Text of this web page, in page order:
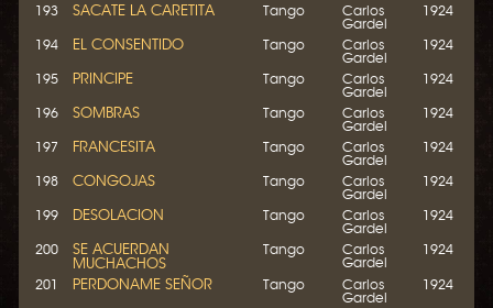
193 SACATE LA CARETITA Tango
Carlos
Gardel
1924
194 EL CONSENTIDO Tango
Carlos
Gardel
1924
195 PRINCIPE Tango
Carlos
Gardel
1924
196 SOMBRAS Tango
Carlos
Gardel
1924
197 FRANCESITA Tango
Carlos
Gardel
1924
198 CONGOJAS Tango
Carlos
Gardel
1924
199 DESOLACION Tango
Carlos
Gardel
1924
200 SE ACUERDAN
MUCHACHOS
Tango
Carlos
Gardel
1924
201 PERDONAME SEÑOR Tango
Carlos
Gardel
1924